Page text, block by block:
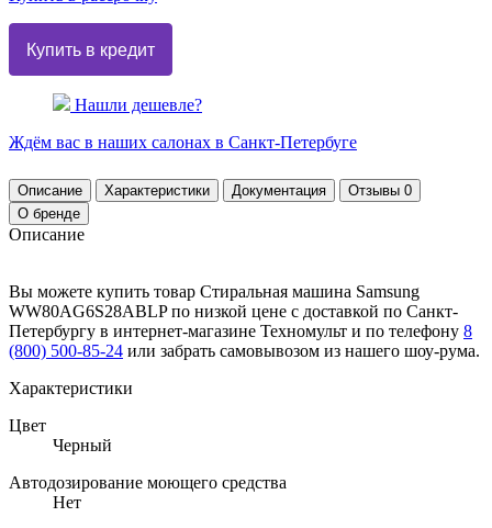
Нашли дешевле?
Ждём вас в наших салонах в Санкт-Петербуге
Описание Характеристики Документация Отзывы 0
О бренде
Описание
Вы можете купить товар Стиральная машина Samsung
WW80AG6S28ABLP по низкой цене с доставкой по Санкт-
Петербургу в интернет-магазине Техномульт и по телефону 8
(800) 500-85-24 или забрать самовывозом из нашего шоу-рума.
Характеристики
Цвет
Черный
Автодозирование моющего средства
Нет